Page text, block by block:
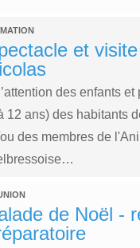
et
des enfants
12 ans) des habitants
des membres de
de Noël -